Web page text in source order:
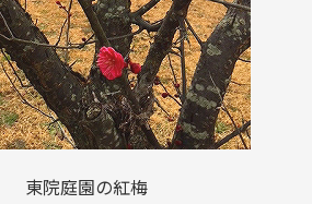
東院庭園の紅梅